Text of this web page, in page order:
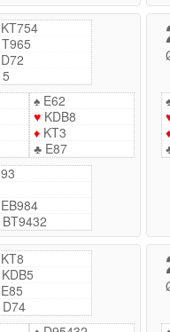
KT754
T965
D72
5
♠E62
♥KDB8
♦KT3
♣E87
93
EB984
BT9432
KT8
KDB5
E85
D74